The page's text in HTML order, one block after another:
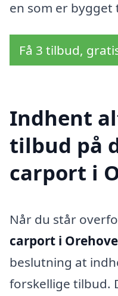
en som er bygget
Få 3 tilbud,
Indhent
tilbud på
carport i
Når du står
carport i
beslutning at
forskellige tilbud.